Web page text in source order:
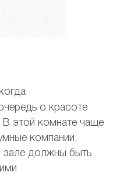
о красоте
В этой комнате чаще
компании,
зале должны быть